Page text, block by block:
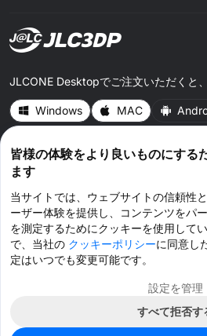
JLCONE Desktopでご注文いただくと
Windows MAC
CONNECT WITH US
© 2026 JLC3DP.COM All Rights Reserved.
クッキーポリシー
皆様の体験をより良いものにする
ます
当サイトでは、ウェブサイトの信頼性
ーザー体験を提供し、コンテンツをパ
を測定するためにクッキーを使用して
で、当社の クッキーポリシーに同意し
定はいつでも変更可能です。
設定を管理
すべて拒否す